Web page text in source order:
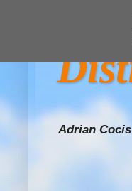
Adrian Cocis